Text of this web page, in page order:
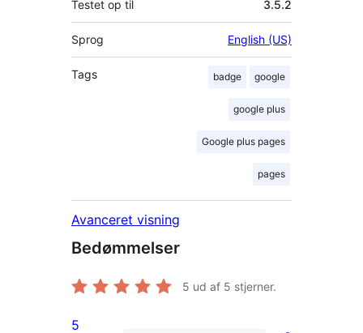
Testet op til 3.5.2
Sprog English (US)
Tags badge google
google plus
Google plus pages
pages
Avanceret visning
Bedømmelser
5 ud af 5 stjerner.
5